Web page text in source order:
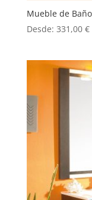
Mueble de
Desde: 331,00 €